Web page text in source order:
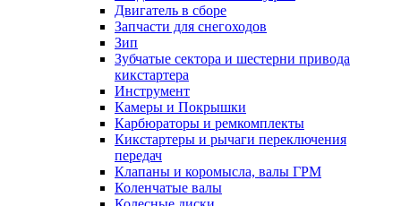
Двигатель в сборе
Запчасти для снегоходов
Зип
Зубчатые сектора и шестерни привода
кикстартера
Инструмент
Камеры и Покрышки
Карбюраторы и ремкомплекты
Кикстартеры и рычаги переключения
передач
Клапаны и коромысла, валы ГРМ
Коленчатые валы